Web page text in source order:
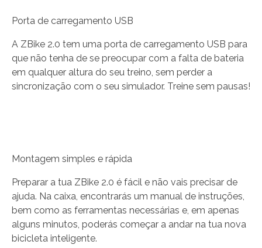
Porta de carregamento USB
A ZBike 2.0 tem uma porta de carregamento USB para
que não tenha de se preocupar com a falta de bateria
em qualquer altura do seu treino, sem perder a
sincronização com o seu simulador. Treine sem pausas!
Montagem simples e rápida
Preparar a tua ZBike 2.0 é fácil e não vais precisar de
ajuda. Na caixa, encontrarás um manual de instruções,
bem como as ferramentas necessárias e, em apenas
alguns minutos, poderás começar a andar na tua nova
bicicleta inteligente.